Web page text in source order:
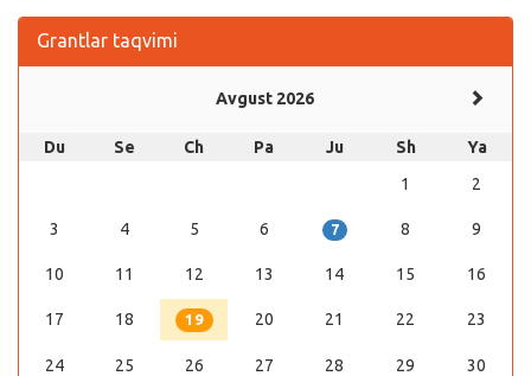
Grantlar taqvimi
Avgust 2026
Du Se Ch Pa Ju Sh
Ya
1
2
3 4 5 6 7 8 9
10 11 12 13 14 15 16
17 18 19 20 21 22 23
24 25 26 27 28 29 30